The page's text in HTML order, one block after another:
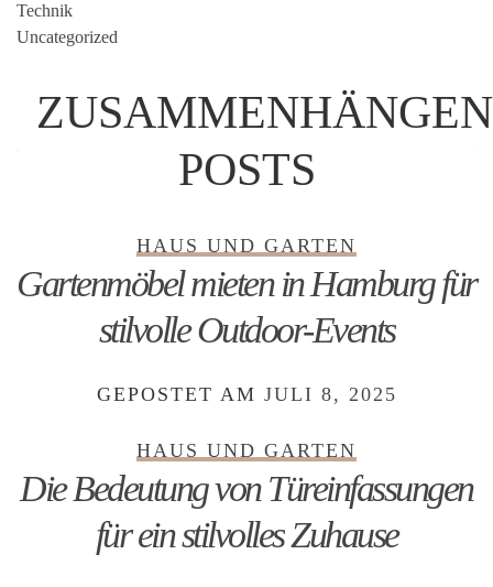
Technik
Uncategorized
POSTS
HAUS UND GARTEN
Gartenmöbel mieten in Hamburg für
stilvolle Outdoor-Events
GEPOSTET AM JULI 8, 2025
HAUS UND GARTEN
Die Bedeutung von Türeinfassungen
für ein stilvolles Zuhause